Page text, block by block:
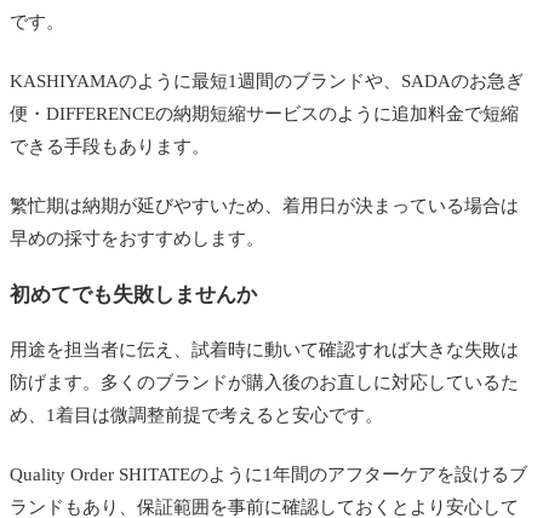
です。
KASHIYAMAのように最短1週間のブランドや、SADAのお急ぎ
便・DIFFERENCEの納期短縮サービスのように追加料金で短縮
できる手段もあります。
繁忙期は納期が延びやすいため、着用日が決まっている場合は
早めの採寸をおすすめします。
初めてでも失敗しませんか
用途を担当者に伝え、試着時に動いて確認すれば大きな失敗は
防げます。多くのブランドが購入後のお直しに対応しているた
め、1着目は微調整前提で考えると安心です。
Quality Order SHITATEのように1年間のアフターケアを設けるブ
ランドもあり、保証範囲を事前に確認しておくとより安心して